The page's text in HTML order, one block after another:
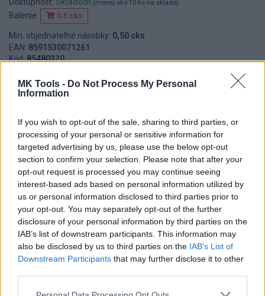
MK Tools - Do Not Process My Personal
Information
If you wish to opt-out of the sale, sharing to third parties, or
processing of your personal or sensitive information for
targeted advertising by us, please use the below opt-out
section to confirm your selection. Please note that after your
opt-out request is processed you may continue seeing
interest-based ads based on personal information utilized by
us or personal information disclosed to third parties prior to
your opt-out. You may separately opt-out of the further
disclosure of your personal information by third parties on the
IAB’s list of downstream participants. This information may
also be disclosed by us to third parties on the IAB’s List of
Downstream Participants that may further disclose it to other
(menej ako 10 ks na sklade)
Balenie: 0.5 cks
Min. objednateľné násobky: 0,50 cks
EAN: 8591530071261
Kód:85480320
DETAIL
PRODUKTU
HODNOTENIE
PRODUKTU
Popis produktu
Konštrukčné vruty s tanierovou hlavou a drážkou Torx Tieto
stavebné tesárske vruty s tanierovou hlavou sa vyznačujú
vysokou pevnosťou vďaka použitému materiálu s vyšším
obsahom uhlíka a následnému tepelnému zušľachteniu.
Konštrukčná skrutka je opatrená na povrchu klzným lakom, čím